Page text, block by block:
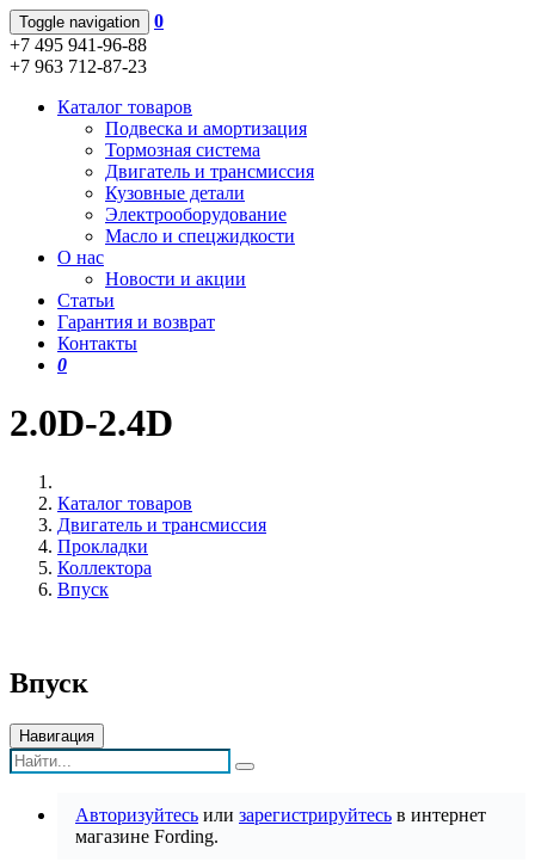
Toggle navigation
0
+7 495 941-96-88
+7 963 712-87-23
Каталог товаров
Подвеска и амортизация
Тормозная система
Двигатель и трансмиссия
Кузовные детали
Электрооборудование
Масло и спецжидкости
О нас
Новости и акции
Статьи
Гарантия и возврат
Контакты
0
2.0D-2.4D
Каталог товаров
Двигатель и трансмиссия
Прокладки
Коллектора
Впуск
Впуск
Навигация
Авторизуйтесь или зарегистрируйтесь в интернет
магазине Fording.